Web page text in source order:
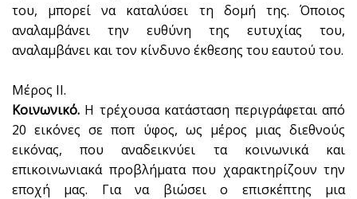
του, μπορεί να καταλύσει τη δομή της. Όποιος
αναλαμβάνει την ευθύνη της ευτυχίας του,
αναλαμβάνει και τον κίνδυνο έκθεσης του εαυτού του.
Μέρος II.
Κοινωνικό. Η τρέχουσα κατάσταση περιγράφεται από
20 εικόνες σε ποπ ύφος, ως μέρος μιας διεθνούς
εικόνας, που αναδεικνύει τα κοινωνικά και
επικοινωνιακά προβλήματα που χαρακτηρίζουν την
εποχή μας. Για να βιώσει ο επισκέπτης μια